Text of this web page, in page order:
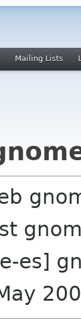
Mailing Lists
es]